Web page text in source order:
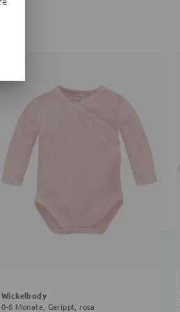
Wickelbody
0-6 Monate, Gerippt, rosa